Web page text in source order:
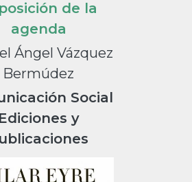
de la
agenda
Ángel Vázquez
Bermúdez
Social
Ediciones y